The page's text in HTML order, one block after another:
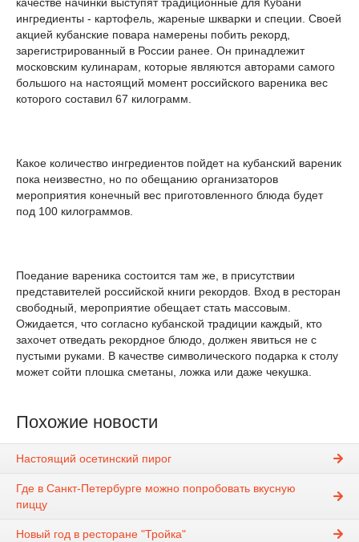
ингредиенты - картофель, жареные шкварки и специи. Своей
акцией кубанские повара намерены побить рекорд,
зарегистрированный в России ранее. Он принадлежит
московским кулинарам, которые являются авторами самого
большого на настоящий момент российского вареника вес
которого составил 67 килограмм.
Какое количество ингредиентов пойдет на кубанский вареник
пока неизвестно, но по обещанию организаторов
мероприятия конечный вес приготовленного блюда будет
под 100 килограммов.
Поедание вареника состоится там же, в присутствии
представителей российской книги рекордов. Вход в ресторан
свободный, мероприятие обещает стать массовым.
Ожидается, что согласно кубанской традиции каждый, кто
захочет отведать рекордное блюдо, должен явиться не с
пустыми руками. В качестве символического подарка к столу
может сойти плошка сметаны, ложка или даже чекушка.
Похожие новости
Настоящий осетинский пирог
Где в Санкт-Петербурге можно попробовать вкусную
пиццу
Новый год в ресторане "Тройка"